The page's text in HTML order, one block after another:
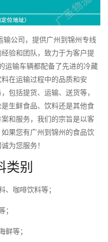
公司，提供广州到锦州专线
验和团队，致力于为客户提
运输车辆都配备了先进的冷藏
在运输过程中的品质和安
包括提货、运输、送货等，
生鲜食品、饮料还是其他食
和服务，我们的宗旨是以客
果您有广州到锦州的食品饮
为您服务！
类别
、咖啡饮料等；
；
鲜等；